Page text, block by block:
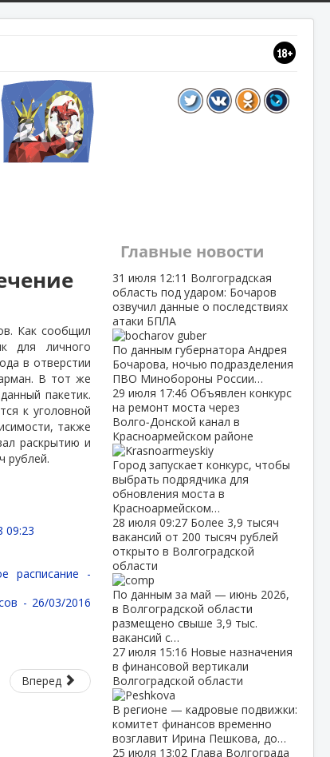
Как сообщил
для личного
в отверстии
В тот же
пакетик.
к уголовной
также
раскрытию и
рублей.
09:23
расписание -
- 26/03/2016
Вперед
Главные новости
31 июля 12:11 Волгоградская
область под ударом: Бочаров
озвучил данные о последствиях
атаки БПЛА
По данным губернатора Андрея
Бочарова, ночью подразделения
ПВО Минобороны России…
29 июля 17:46 Объявлен конкурс
на ремонт моста через
Волго‑Донской канал в
Красноармейском районе
Город запускает конкурс, чтобы
выбрать подрядчика для
обновления моста в
Красноармейском…
28 июля 09:27 Более 3,9 тысяч
вакансий от 200 тысяч рублей
открыто в Волгоградской
области
По данным за май — июнь 2026,
в Волгоградской области
размещено свыше 3,9 тыс.
вакансий с…
27 июля 15:16 Новые назначения
в финансовой вертикали
Волгоградской области
В регионе — кадровые подвижки:
комитет финансов временно
возглавит Ирина Пешкова, до…
25 июля 13:02 Глава Волгограда